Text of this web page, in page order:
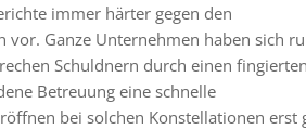
immer härter gegen den
Ganze Unternehmen haben sich
Schuldnern durch einen fingierten
Betreuung eine schnelle
bei solchen Konstellationen erst